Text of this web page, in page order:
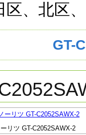
、北区
GT-
ーリツ GT-C2052SAWX-2